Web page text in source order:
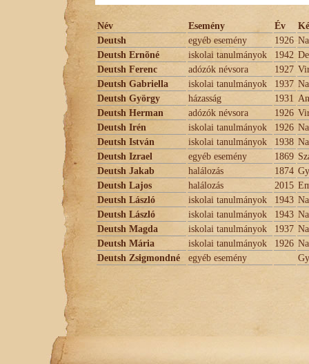
Név Esemény Év
Deutsh
egyéb esemény 1926
Deutsh Ernõné
iskolai tanulmányok 1942
Deutsh Ferenc
adózók névsora 1927
Deutsh Gabriella
iskolai tanulmányok 1937
Deutsh György
házasság 1931
Deutsh Herman
adózók névsora 1926
Deutsh Irén
iskolai tanulmányok 1926
Deutsh István
iskolai tanulmányok 1938
Deutsh Izrael
egyéb esemény 1869
Deutsh Jakab
halálozás 1874
Deutsh Lajos
halálozás 2015
Deutsh László
iskolai tanulmányok 1943
Deutsh László
iskolai tanulmányok 1943
Deutsh Magda
iskolai tanulmányok 1937
Deutsh Mária
iskolai tanulmányok 1926
Deutsh Zsigmondné
egyéb esemény